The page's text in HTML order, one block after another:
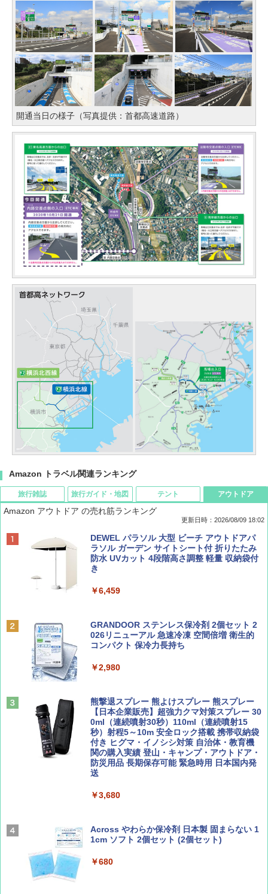
開通当日の様子（写真提供：首都高速道路）
Amazon トラベル関連ランキング
旅行雑誌
BE-PAL(ビ-パル) 2026年 9 月号【特別付録:
SOTO ミニマル"旅"財布 ランダム2種】
￥1,500
誌] (ＤＩＳＮＥＹ ＦＡＮ)
￥713
￥1,540
Coyote No.89 特集 星野道夫 夢見る旅
AIRLINE（エアライン）2026年9月号【特
旅行ガイド・地図
地球の歩き方 スター・ウォーズ
￥2,695
力的な町 2026～2027 地球の歩き方D アジア
￥2,079
球の歩き方A ヨーロッパ
￥2,479
A26 地球の歩き方 チェコ ポーランド スロヴ
ァキア 2026～2027 地球の歩き方A ヨーロッ
新しい日本地理 地図・統計・移動から読み
テント
[キャンパーズコレクション 山善] ポップアッ
プテント 傘みたいに広げて畳める パッとサ
ッとサンシェード キューブ フルクローズ メ
ッシュ 簡単設置 ワンタッチテント キャンプ
PYKES PEAK (パイクスピーク) 着替えテン
ト プライバシー テント 【中が透けない】 1
ーチ ピクニック ポップアップテント 携帯 簡
￥4,836
ENDLESS BASE 《めざましテレビで紹介》
テント ワンタッチ RENEW 幅200 2-3人用 43
500002(88859)
￥5,999
ーティング フルクローズ メッシュ 3-4人用
簡単設置 ポップアップテント エクルベージ
アウトドア
Amazon アウトドア の売れ筋ランキング
更新日時：2026/08/09 18:02
DEWEL パラソル 大型 ビーチ アウトドアパ
ラソル ガーデン サイトシート付 折りたたみ
防水 UVカット 4段階高さ調整 軽量 収納袋付
き
￥6,459
GRANDOOR ステンレス保冷剤 2個セット 2
026リニューアル 急速冷凍 空間倍増 衛生的
コンパクト 保冷力長持ち
￥2,980
熊撃退スプレー 熊よけスプレー 熊スプレー
【日本企業販売】超強力クマ対策スプレー 30
0ml（連続噴射30秒）110ml（連続噴射15
秒）射程5～10m 安全ロック搭載 携帯収納袋
付き ヒグマ・イノシシ対策 自治体・教育機
関の購入実績 登山・キャンプ・アウトドア・
防災用品 長期保存可能 緊急時用 日本国内発
送
￥3,680
Across やわらか保冷剤 日本製 固まらない 1
1cm ソフト 2個セット (2個セット)
￥680